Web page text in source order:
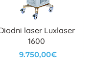
laser Luxlaser
1600
9.750,00€